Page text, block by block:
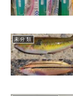
未分類